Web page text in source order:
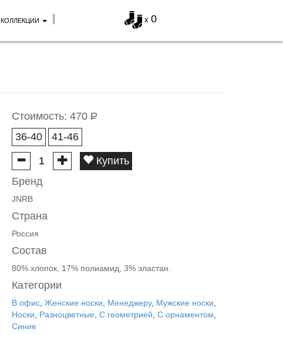
x 0
КОЛЛЕКЦИИ
Стоимость: 470 Р
36-40
41-46
Купить
Бренд
JNRB
Страна
Россия
Состав
80% хлопок, 17% полиамид, 3% эластан.
Категории
В офис Женские носки Менеджеру, Мужские носки
Носки
Разноцветные С геометрией С орнаментом
Синие